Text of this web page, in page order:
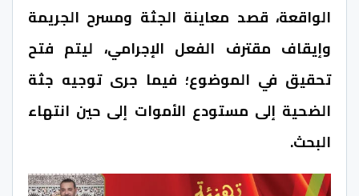
الواقعة، قصد معاينة الجثة ومسرح الجريمة
وإيقاف مقترف الفعل الإجرامي، ليتم فتح
تحقيق في الموضوع؛ فيما جرى توجيه جثة
الضحية إلى مستودع الأموات إلى حين انتهاء
البحث.